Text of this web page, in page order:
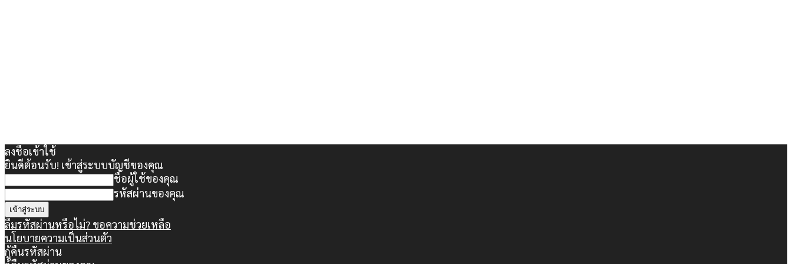
ลงชื่อเข้าใช้
ยินดีต้อนรับ! เข้าสู่ระบบบัญชีของคุณ
ชื่อผู้ใช้ของคุณ
รหัสผ่านของคุณ
ลืมรหัสผ่านหรือไม่? ขอความช่วยเหลือ
นโยบายความเป็นส่วนตัว
กู้คืนรหัสผ่าน